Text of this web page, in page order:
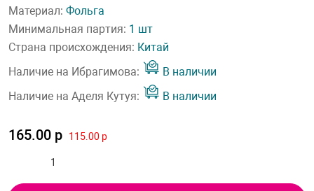
Материал: Фольга
Минимальная партия: 1 шт
Страна происхождения: Китай
Наличие на Ибрагимова:
В наличии
Наличие на Аделя Кутуя:
В наличии
165.00 р 115.00 р